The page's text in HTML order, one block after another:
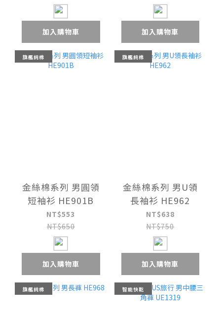
加入購物車 加入購物車
旗艦純棉
金絲棉系列 男圓領
短袖衫 HE901B
NT$553
NT$650
加入購物車
旗艦純棉
金絲棉系列 男U領
長袖衫 HE962
NT$638
NT$750
加入購物車
旗艦純棉 智能快乾